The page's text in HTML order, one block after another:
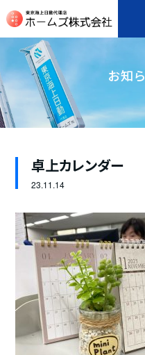
お知ら
卓上カレンダー
23.11.14